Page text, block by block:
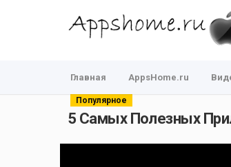
Главная AppsHome.ru
Популярное
5 Самых Полезных